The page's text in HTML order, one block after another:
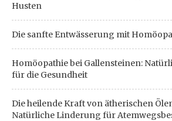
Husten
Die sanfte Entwässerung mit
Homöopathie bei Gallensteinen:
für die Gesundheit
Die heilende Kraft von ätherischen
Natürliche Linderung für